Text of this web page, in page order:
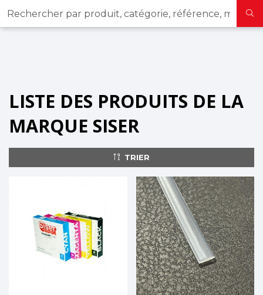
☀️ Nous restons à votre écoute tout l'été aux horaires habituels ! ☀️ X
LISTE DES PRODUITS DE LA
MARQUE SISER
TRIER